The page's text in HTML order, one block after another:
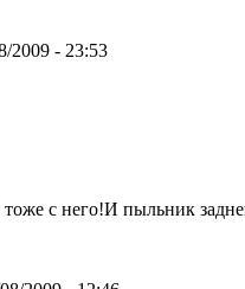
2009 - 23:53
с него!И пыльник